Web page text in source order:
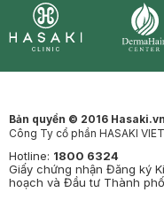
Bản quyền © 2016 Hasaki.vn
Công Ty cổ phần HASAKI
Hotline: 1800 6324
Giấy chứng nhận Đăng ký
hoạch và Đầu tư Thành